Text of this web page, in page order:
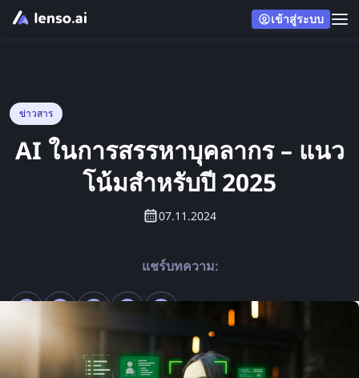
เข้าสู่ระบบ
ข่าวสาร
AI ในการสรรหาบุคลากร – แนว
โน้มสำหรับปี 2025
07.11.2024
แชร์บทความ: